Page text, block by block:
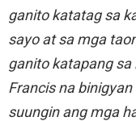
ganito katatag sa
sayo at sa mga
ganito katapang sa
Francis na
suungin ang mga